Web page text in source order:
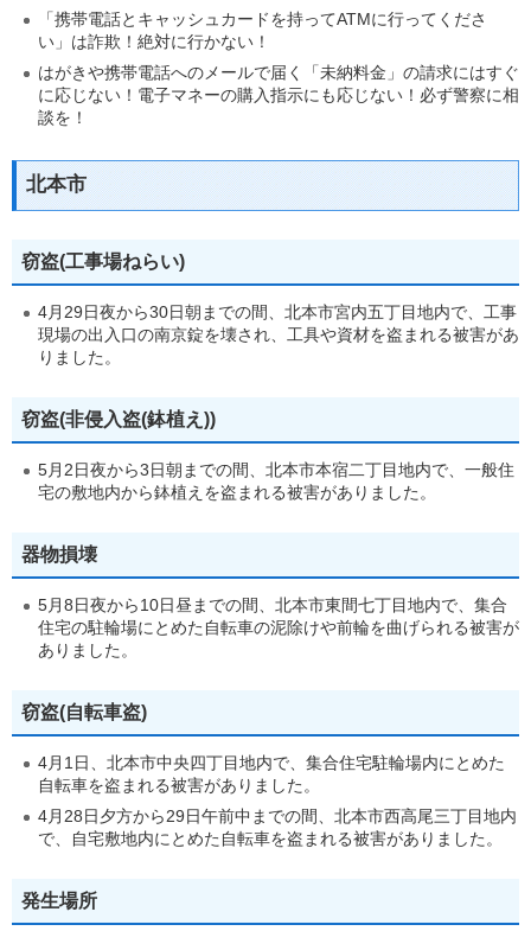
「携帯電話とキャッシュカードを持ってATMに行ってくださ
い」は詐欺！絶対に行かない！
はがきや携帯電話へのメールで届く「未納料金」の請求にはすぐ
に応じない！電子マネーの購入指示にも応じない！必ず警察に相
談を！
北本市
窃盗(工事場ねらい)
4月29日夜から30日朝までの間、北本市宮内五丁目地内で、工事
現場の出入口の南京錠を壊され、工具や資材を盗まれる被害があ
りました。
窃盗(非侵入盗(鉢植え))
5月2日夜から3日朝までの間、北本市本宿二丁目地内で、一般住
宅の敷地内から鉢植えを盗まれる被害がありました。
器物損壊
5月8日夜から10日昼までの間、北本市東間七丁目地内で、集合
住宅の駐輪場にとめた自転車の泥除けや前輪を曲げられる被害が
ありました。
窃盗(自転車盗)
4月1日、北本市中央四丁目地内で、集合住宅駐輪場内にとめた
自転車を盗まれる被害がありました。
4月28日夕方から29日午前中までの間、北本市西高尾三丁目地内
で、自宅敷地内にとめた自転車を盗まれる被害がありました。
発生場所